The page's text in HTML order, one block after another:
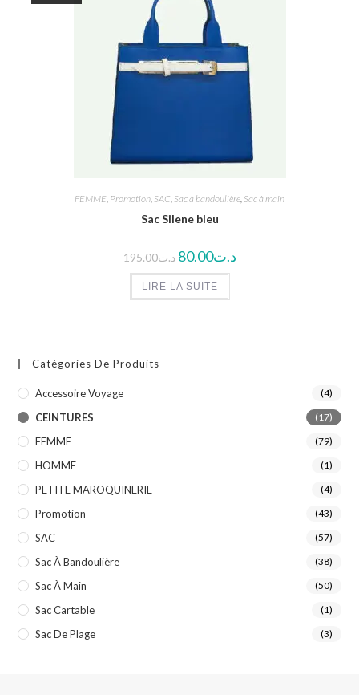
FEMME, Promotion, SAC, Sac à bandoulière, Sac à main
Sac Silene bleu
د.ت195.00 د.ت80.00
LIRE LA SUITE
Catégories De Produits
Accessoire Voyage (4)
CEINTURES (17)
FEMME (79)
HOMME (1)
PETITE MAROQUINERIE (4)
Promotion (43)
SAC (57)
Sac À Bandoulière (38)
Sac À Main (50)
Sac Cartable (1)
Sac De Plage (3)